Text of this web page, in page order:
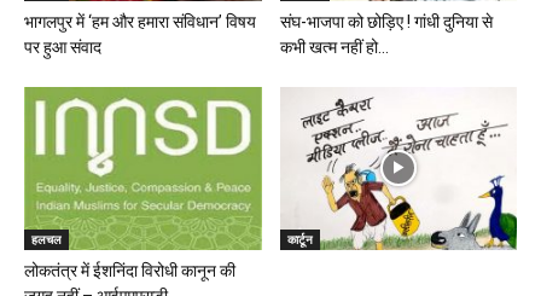
भागलपुर में ‘हम और हमारा संविधान’ विषय
पर हुआ संवाद
संघ-भाजपा को छोड़िए ! गांधी दुनिया से
कभी खत्म नहीं हो...
हलचल
लोकतंत्र में ईशनिंदा विरोधी कानून की
कार्टून